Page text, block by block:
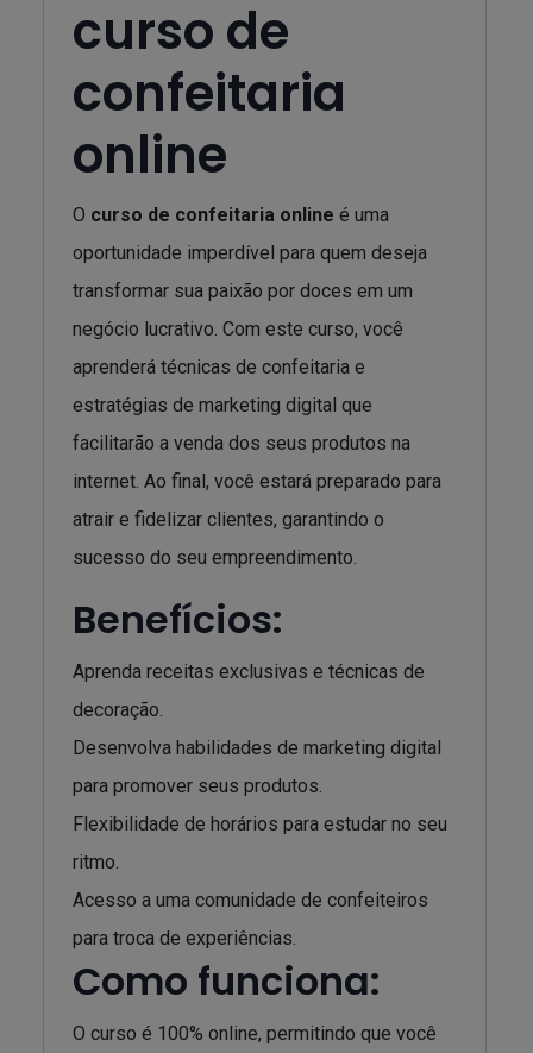
curso de
confeitaria
online
O curso de confeitaria online é uma
oportunidade imperdível para quem deseja
transformar sua paixão por doces em um
negócio lucrativo. Com este curso, você
aprenderá técnicas de confeitaria e
estratégias de marketing digital que
facilitarão a venda dos seus produtos na
internet. Ao final, você estará preparado para
atrair e fidelizar clientes, garantindo o
sucesso do seu empreendimento.
Benefícios:
Aprenda receitas exclusivas e técnicas de
decoração.
Desenvolva habilidades de marketing digital
para promover seus produtos.
Flexibilidade de horários para estudar no seu
ritmo.
Acesso a uma comunidade de confeiteiros
para troca de experiências.
Como funciona:
O curso é 100% online, permitindo que você